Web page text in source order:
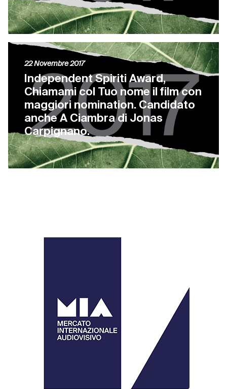
Independent Spiriti Award,
Chiamami col Tuo nome il film con
maggiori nomination. Candidato
anche A Ciambra di Jonas
Carpignano.
22 Novembre 2017